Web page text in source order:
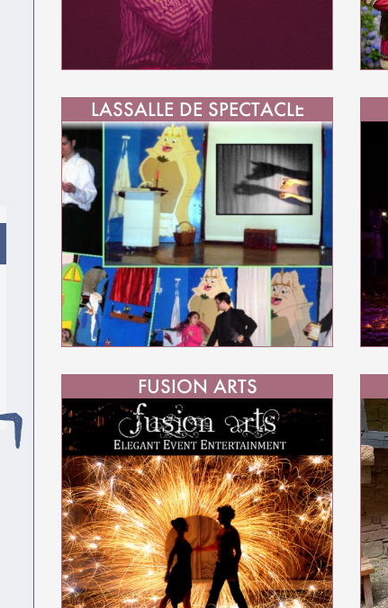
LASSALLE DE SPECTACLE
FUSION ARTS